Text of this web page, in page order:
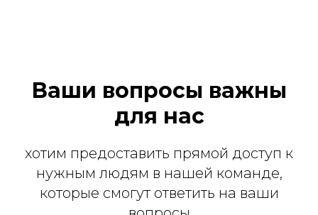
Ваши вопросы важны
для нас
хотим предоставить прямой доступ к
нужным людям в нашей команде,
которые смогут ответить на ваши